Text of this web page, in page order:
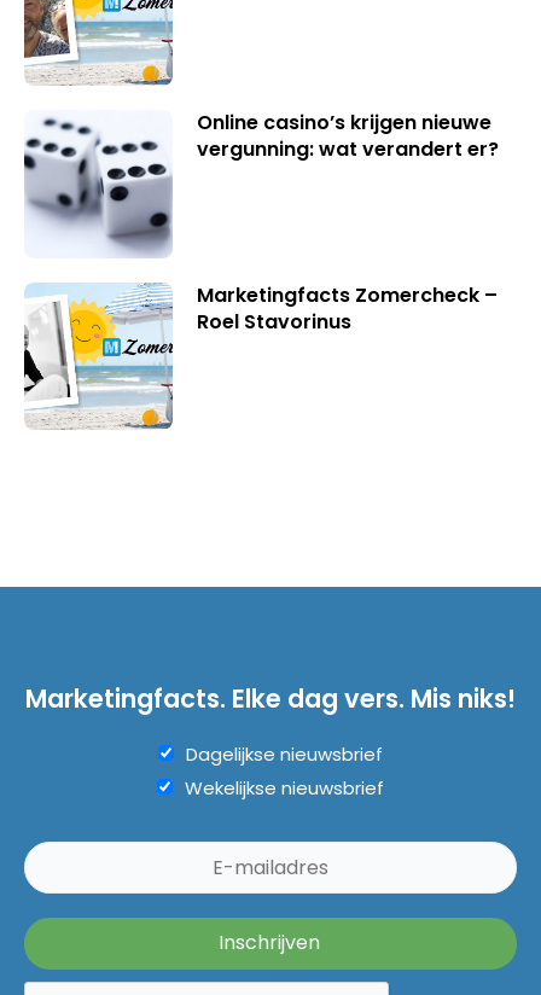
Online casino’s krijgen nieuwe
vergunning: wat verandert er?
Marketingfacts Zomercheck –
Roel Stavorinus
Marketingfacts. Elke dag vers. Mis niks!
Dagelijkse nieuwsbrief
Wekelijkse nieuwsbrief